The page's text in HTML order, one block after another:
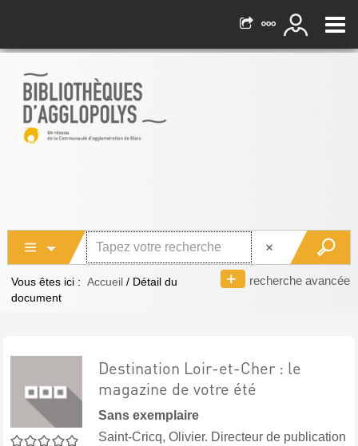
recherche avancée
Vous êtes ici : Accueil / Détail du
document
0/5
Destination Loir-et-Cher : le
magazine de votre été
Sans exemplaire
Saint-Cricq, Olivier. Directeur de publication